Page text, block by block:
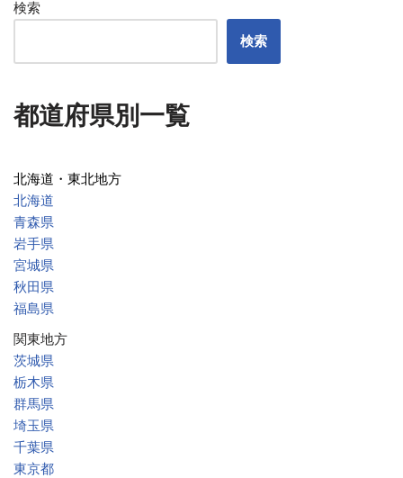
検索
検索
都道府県別一覧
北海道・東北地方
北海道
青森県
岩手県
宮城県
秋田県
福島県
関東地方
茨城県
栃木県
群馬県
埼玉県
千葉県
東京都